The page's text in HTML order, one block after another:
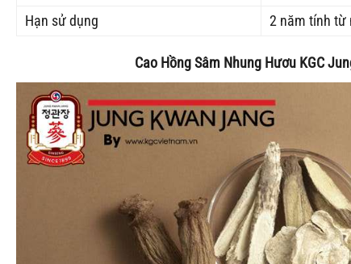
Hạn sử dụng
2 năm tính từ
Cao Hồng Sâm Nhung Hươu KGC